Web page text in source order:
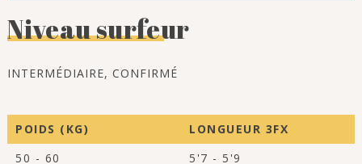
Niveau surfeur
INTERMÉDIAIRE, CONFIRMÉ
POIDS (KG)
LONGUEUR 3FX
50 - 60
5'7 - 5'9